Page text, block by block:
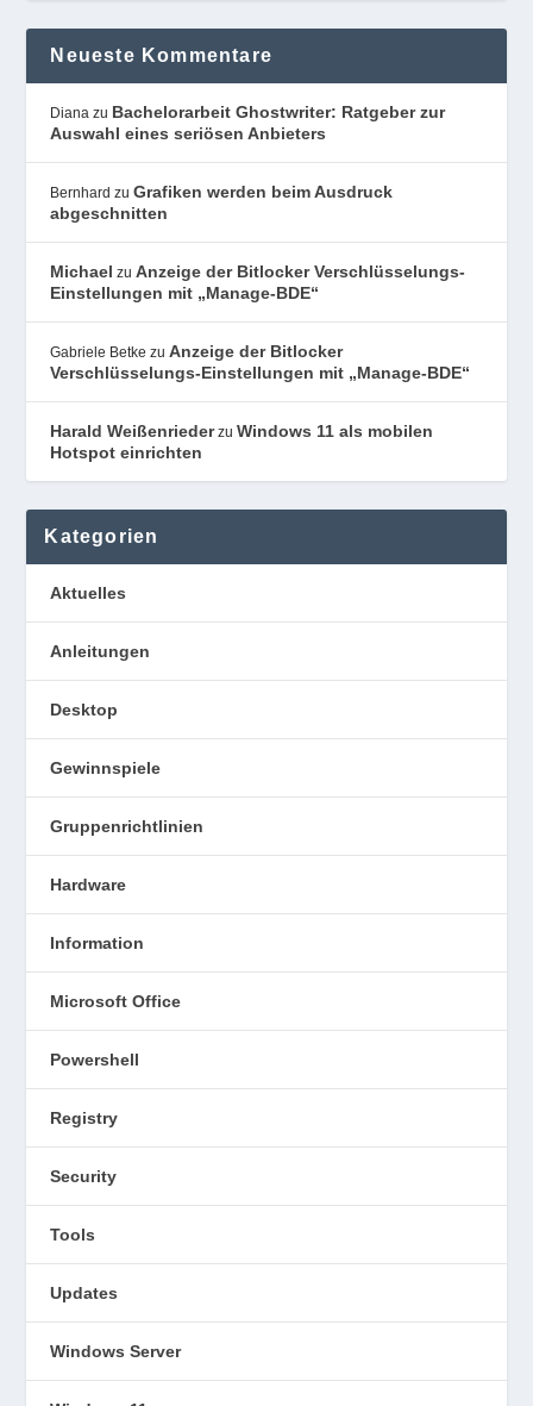
Neueste Kommentare
Diana zu Bachelorarbeit Ghostwriter: Ratgeber zur
Auswahl eines seriösen Anbieters
Bernhard zuGrafiken werden beim Ausdruck
abgeschnitten
Michael zuAnzeige der Bitlocker Verschlüsselungs-
Einstellungen mit „Manage-BDE“
Gabriele Betke zuAnzeige der Bitlocker
Verschlüsselungs-Einstellungen mit „Manage-BDE“
Harald WeißenriederzuWindows 11 als mobilen
Hotspot einrichten
Kategorien
Aktuelles
Anleitungen
Desktop
Gewinnspiele
Gruppenrichtlinien
Hardware
Information
Microsoft Office
Powershell
Registry
Security
Tools
Updates
Windows Server